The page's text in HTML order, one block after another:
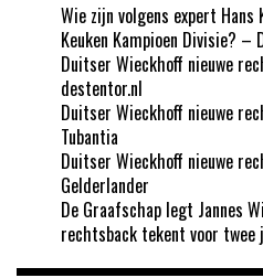
Wie zijn volgens expert
Keuken Kampioen Divisie? –
Duitser Wieckhoff nieuwe
destentor.nl
Duitser Wieckhoff nieuwe
Tubantia
Duitser Wieckhoff nieuwe
Gelderlander
De Graafschap legt Jannes
rechtsback tekent voor twee